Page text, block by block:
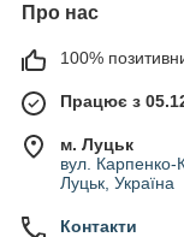
Про нас
100%
Працює з
м. Луцьк
вул. Карпенко-
Луцьк, Україна
Контакти